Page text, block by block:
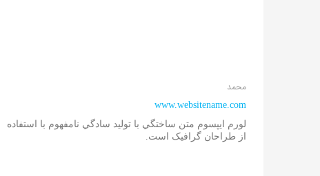
محمد
www.websitename.com
لورم ايپسوم متن ساختگي با توليد سادگي نامفهوم با استفاده
از طراحان گرافيک است.